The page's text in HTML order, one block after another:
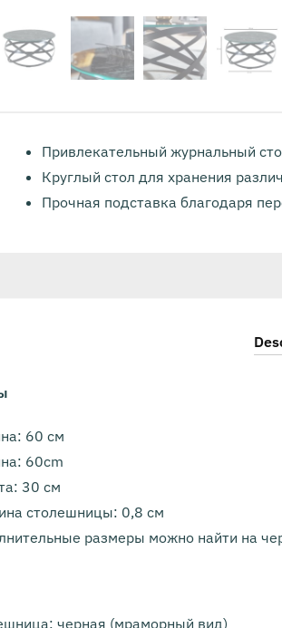
Привлекательный журнальный
Круглый стол для хранения
Прочная подставка благодаря
60 см
60cm
30 см
столешницы: 0,8 см
размеры можно найти на
черная (мраморный вид)